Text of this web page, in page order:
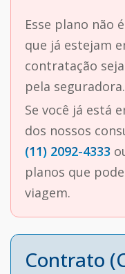
Esse plano não
que já estejam
contratação
pela seguradora.
Se você já está
dos nossos
(11) 2092-4333
planos que
viagem.
Contrato